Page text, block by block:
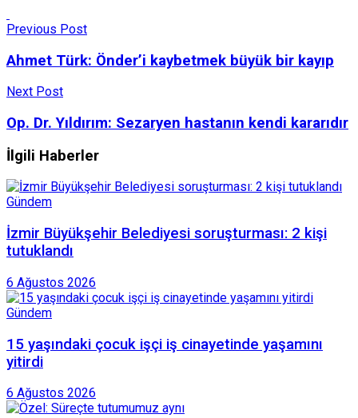
Previous Post
Ahmet Türk: Önder’i kaybetmek büyük bir kayıp
Next Post
Op. Dr. Yıldırım: Sezaryen hastanın kendi kararıdır
İlgili Haberler
Gündem
İzmir Büyükşehir Belediyesi soruşturması: 2 kişi
tutuklandı
6 Ağustos 2026
Gündem
15 yaşındaki çocuk işçi iş cinayetinde yaşamını
yitirdi
6 Ağustos 2026